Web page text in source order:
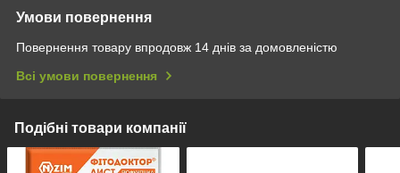
Умови повернення
Повернення товару впродовж 14 днів за домовленістю
Всі умови повернення
Подібні товари компанії